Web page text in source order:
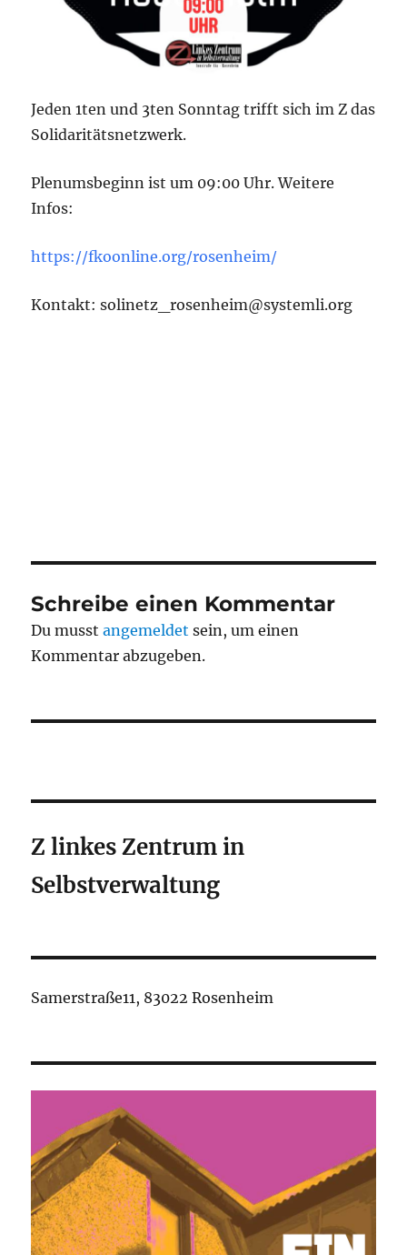
Jeden 1ten und 3ten Sonntag trifft sich im Z das
Solidaritätsnetzwerk.
Plenumsbeginn ist um 09:00 Uhr. Weitere
Infos:
https://fkoonline.org/rosenheim/
Kontakt: solinetz_rosenheim@systemli.org
Schreibe einen Kommentar
Du musstangemeldet sein, um einen
Kommentar abzugeben.
Z linkes Zentrum in
Selbstverwaltung
Samerstraße11, 83022 Rosenheim